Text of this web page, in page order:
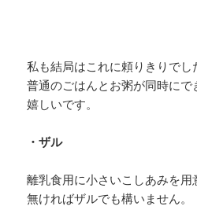
私も結局はこれに頼りきりでし
普通のごはんとお粥が同時にで
嬉しいです。
・ザル
離乳食用に小さいこしあみを用
無ければザルでも構いません。